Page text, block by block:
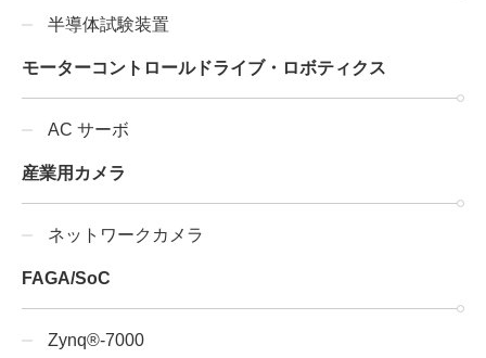
半導体試験装置
モーターコントロールドライブ・ロボティクス
AC サーボ
産業用カメラ
ネットワークカメラ
FAGA/SoC
Zynq®-7000